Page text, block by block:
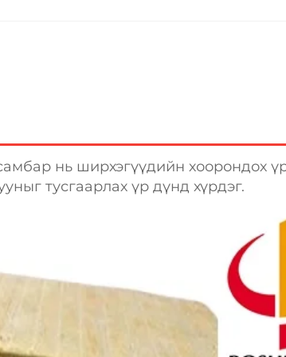
нь ширхэгүүдийн хоорондох
тусгаарлах үр дүнд хүрдэг.